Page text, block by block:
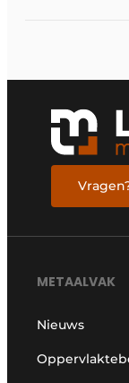
METAALVAK
Nieuws